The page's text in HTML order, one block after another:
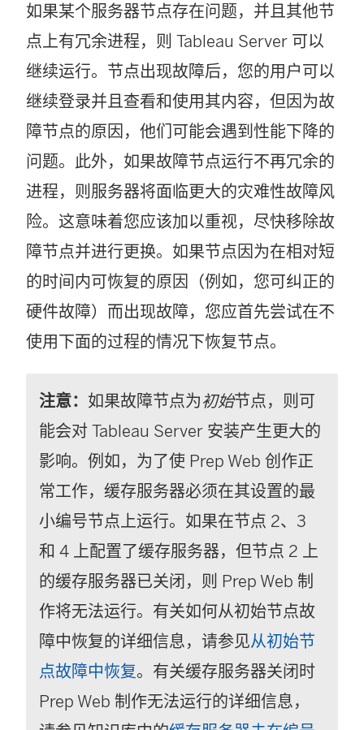
如果某个服务器节点存在问题，并且其他节
点上有冗余进程，则 Tableau Server 可以
继续运行。节点出现故障后，您的用户可以
继续登录并且查看和使用其内容，但因为故
障节点的原因，他们可能会遇到性能下降的
问题。此外，如果故障节点运行不再冗余的
进程，则服务器将面临更大的灾难性故障风
险。这意味着您应该加以重视，尽快移除故
障节点并进行更换。如果节点因为在相对短
的时间内可恢复的原因（例如，您可纠正的
硬件故障）而出现故障，您应首先尝试在不
使用下面的过程的情况下恢复节点。
注意： 如果故障节点为初始节点，则可
能会对 Tableau Server 安装产生更大的
影响。例如，为了使 Prep Web 创作正
常工作，缓存服务器必须在其设置的最
小编号节点上运行。如果在节点 2、3
和 4 上配置了缓存服务器，但节点 2 上
的缓存服务器已关闭，则 Prep Web 制
作将无法运行。有关如何从初始节点故
障中恢复的详细信息，请参见从初始节
点故障中恢复。有关缓存服务器关闭时
Prep Web 制作无法运行的详细信息，